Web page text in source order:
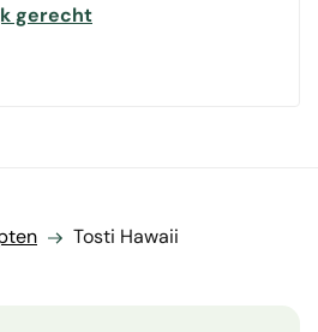
gerecht
Tosti Hawaii